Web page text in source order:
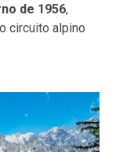
de 1956,
circuito alpino